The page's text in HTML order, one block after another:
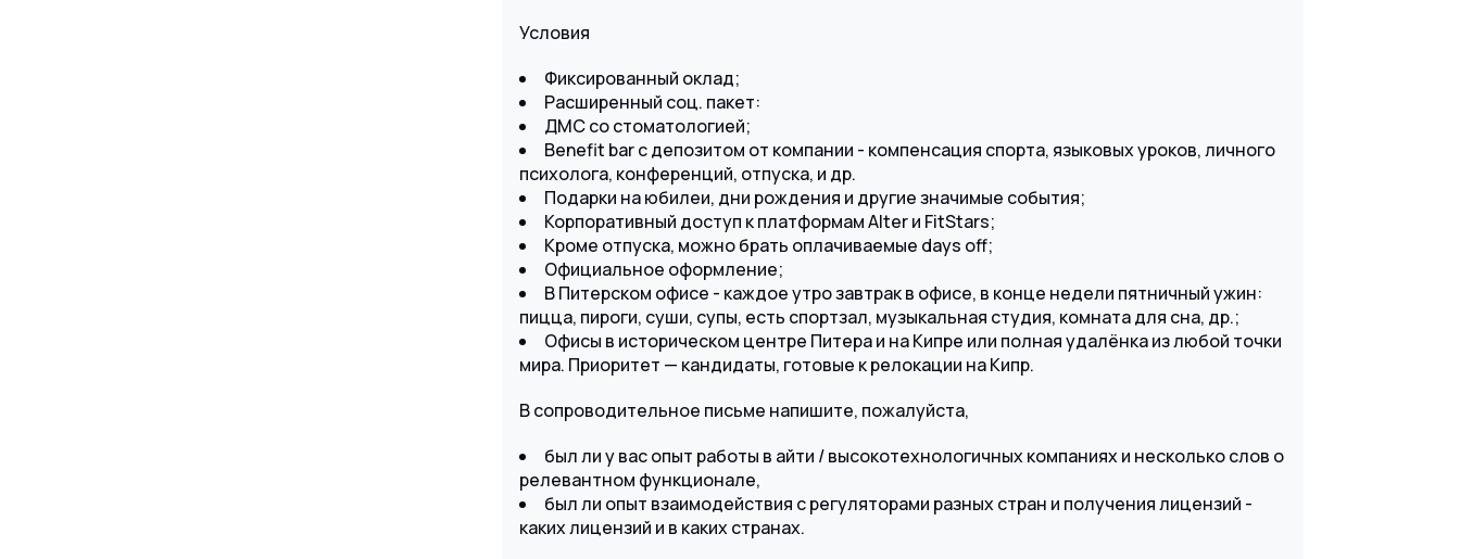
Условия
Фиксированный оклад;
Расширенный соц. пакет:
ДМС со стоматологией;
Вenefit bar с депозитом от компании - компенсация спорта, языковых уроков, личного
психолога, конференций, отпуска, и др.
Подарки на юбилеи, дни рождения и другие значимые события;
Корпоративный доступ к платформам Alter и FitStars;
Кроме отпуска, можно брать оплачиваемые days off;
Официальное оформление;
В Питерском офисе - каждое утро завтрак в офисе, в конце недели пятничный ужин:
пицца, пироги, суши, супы, есть спортзал, музыкальная студия, комната для сна, др.;
Офисы в историческом центре Питера и на Кипре или полная удалёнка из любой точки
мира. Приоритет — кандидаты, готовые к релокации на Кипр.
В сопроводительное письме напишите, пожалуйста,
был ли у вас опыт работы в айти / высокотехнологичных компаниях и несколько слов о
релевантном функционале,
был ли опыт взаимодействия с регуляторами разных стран и получения лицензий -
каких лицензий и в каких странах.